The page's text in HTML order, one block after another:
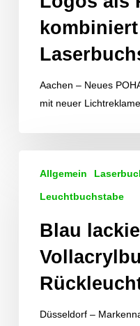
Aachen – Neues
mit neuer
lackierte
Vollacrylbuchstaben
Rückleuchter
Allgemein
Leuchtbuchstabe
Blau
Düsseldorf –